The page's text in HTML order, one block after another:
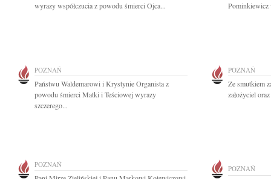
wyrazy współczucia z powodu śmierci Ojca...
Pominkiewicz
POZNAŃ
Państwu Waldemarowi i Krystynie Organista z
powodu śmierci Matki i Teściowej wyrazy
szczerego...
POZNAŃ
Ze smutkiem
założyciel
POZNAŃ POZNAŃ